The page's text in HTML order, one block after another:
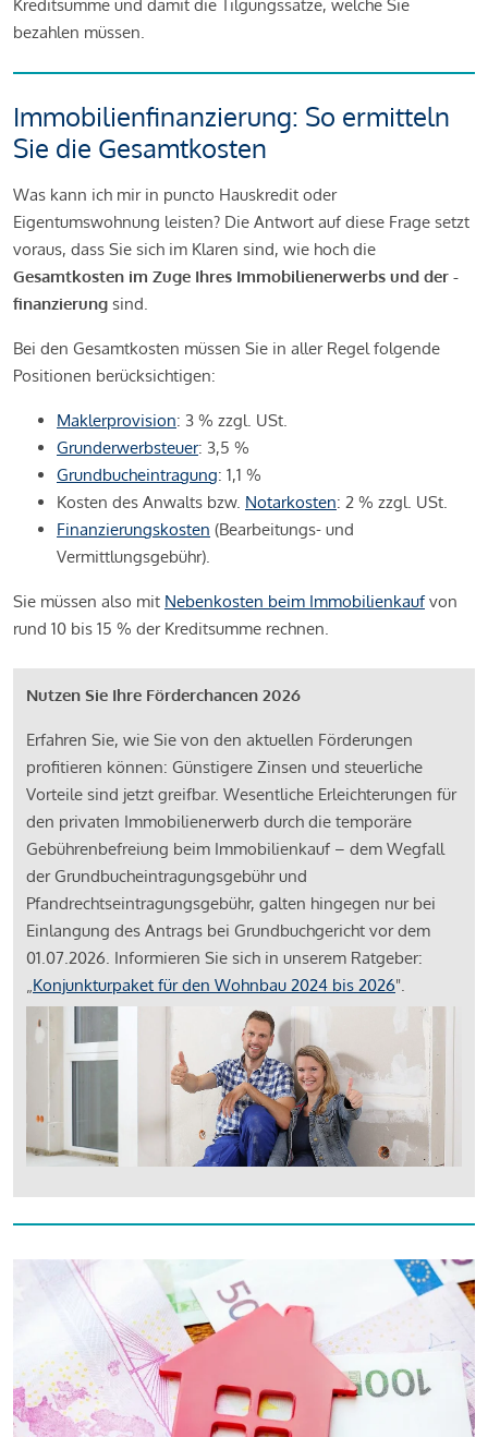
Kreditsumme und damit die Tilgungssätze, welche Sie
bezahlen müssen.
Immobilienfinanzierung: So ermitteln
Sie die Gesamtkosten
Was kann ich mir in puncto Hauskredit oder
Eigentumswohnung leisten? Die Antwort auf diese Frage setzt
voraus, dass Sie sich im Klaren sind, wie hoch die
Gesamtkosten im Zuge Ihres Immobilienerwerbs und der -
finanzierung sind.
Bei den Gesamtkosten müssen Sie in aller Regel folgende
Positionen berücksichtigen:
Maklerprovision: 3 % zzgl. USt.
Grunderwerbsteuer: 3,5 %
Grundbucheintragung: 1,1 %
Kosten des Anwalts bzw. Notarkosten: 2 % zzgl. USt.
Finanzierungskosten (Bearbeitungs- und
Vermittlungsgebühr).
Sie müssen also mit Nebenkosten beim Immobilienkaufvon
rund 10 bis 15 % der Kreditsumme rechnen.
Nutzen Sie Ihre Förderchancen 2026
Erfahren Sie, wie Sie von den aktuellen Förderungen
profitieren können: Günstigere Zinsen und steuerliche
Vorteile sind jetzt greifbar. Wesentliche Erleichterungen für
den privaten Immobilienerwerb durch die temporäre
Gebührenbefreiung beim Immobilienkauf – dem Wegfall
der Grundbucheintragungsgebühr und
Pfandrechtseintragungsgebühr, galten hingegen nur bei
Einlangung des Antrags bei Grundbuchgericht vor dem
01.07.2026. Informieren Sie sich in unserem Ratgeber:
„Konjunkturpaket für den Wohnbau 2024 bis 2026".